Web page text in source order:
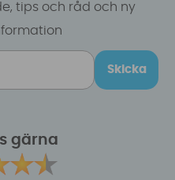
tips och råd och ny
Skicka
gärna